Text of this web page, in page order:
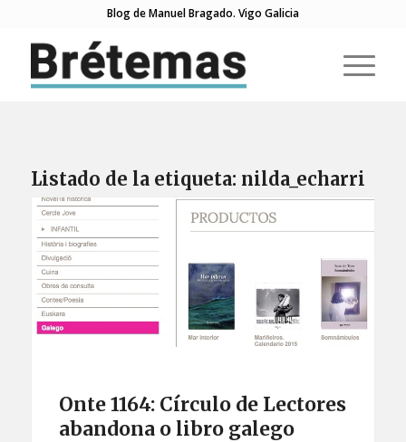
Blog de Manuel Bragado. Vigo Galicia
Listado de la etiqueta: nilda_echarri
Onte 1164: Círculo de Lectores
abandona o libro galego